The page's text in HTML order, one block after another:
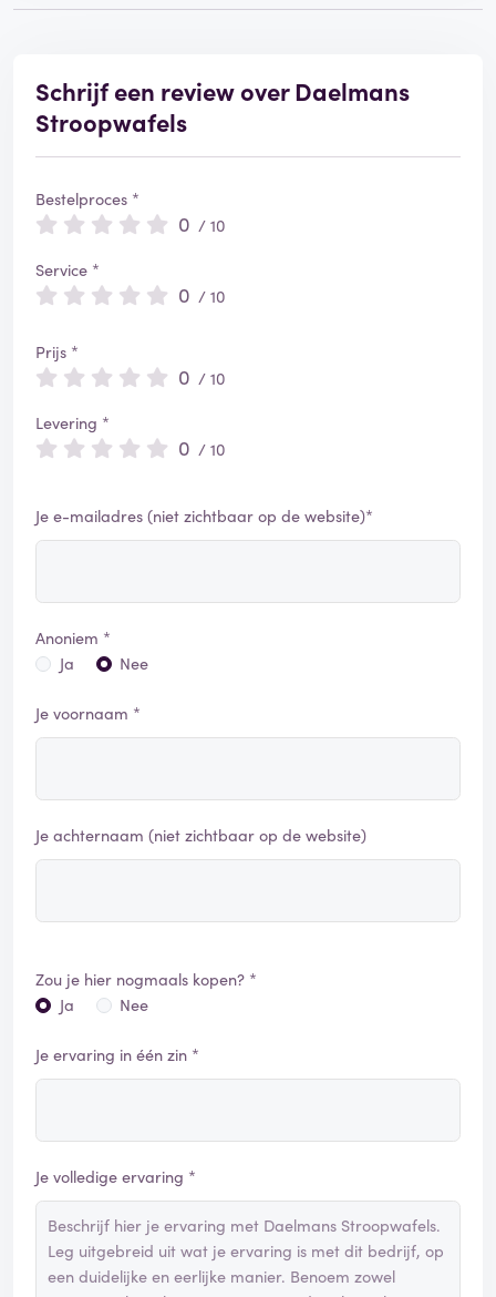
Schrijf een review over Daelmans
Stroopwafels
Bestelproces *
0 / 10
Service *
0 / 10
Prijs *
0 / 10
Levering *
0 / 10
Je e-mailadres (niet zichtbaar op de website)*
Anoniem *
Ja
Nee
Je voornaam *
Je achternaam (niet zichtbaar op de website)
Zou je hier nogmaals kopen? *
Ja
Nee
Je ervaring in één zin *
Je volledige ervaring *